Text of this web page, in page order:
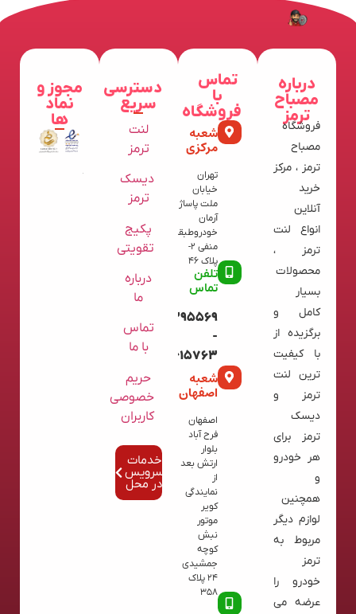
درباره
مصباح
ترمز
فروشگاه
مصباح
ترمز ، مرکز
خرید
آنلاین
انواع لنت
ترمز ،
محصولات
بسیار
کامل و
برگزیده از
با کیفیت
ترین لنت
ترمز و
دیسک
ترمز برای
هر خودرو
و
همچنین
لوازم دیگر
مربوط به
ترمز
خودرو را
عرضه می
تماس
با
فروشگاه
شعبه
مرکزی
تهران
خیابان
ملت پاساژ
آرمان
خودروطبقه
منفی 2-
پلاک 46
تلفن
تماس
09120395569
-
02136615763
شعبه
اصفهان
اصفهان
فرح آباد
بلوار
ارتش بعد
از
نمایندگی
کویر
موتور
نبش
کوچه
جمشیدی
24 پلاک
358
دسترسی
سریع
لنت
ترمز
دیسک
ترمز
پکیج
تقویتی
درباره
ما
تماس
با ما
حریم
خصوصی
کاربران
خدمات
سرویس
در محل
مجوز و
نماد
ها